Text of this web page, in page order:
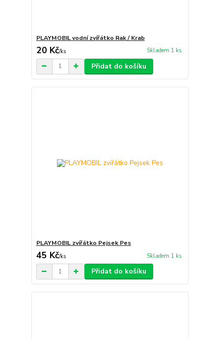
PLAYMOBIL vodní zvířátko Rak / Krab
20 Kč/ks Skladem 1 ks
Přidat do košíku
PLAYMOBIL zvířátko Pejsek Pes
45 Kč/ks Skladem 1 ks
Přidat do košíku